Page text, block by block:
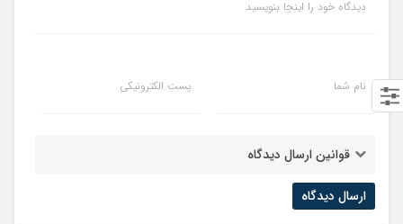
دیدگاه خود را اینجا بنویسید
نام شما پست الکترونیکی
قوانین ارسال دیدگاه